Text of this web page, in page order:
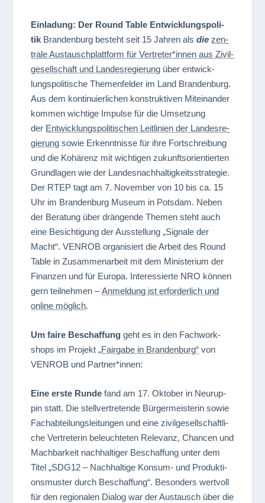
Ein­la­dung: Der Round Table Ent­wick­lungs­po­li­
tik Bran­den­burg besteht seit 15 Jah­ren alsdie zen­
trale Aus­tausch­platt­form für Vertreter*innen aus Zivil­
ge­sell­schaft und Lan­des­re­gie­rung über ent­wick­
lungs­po­li­ti­sche The­men­fel­der im Land Bran­den­burg.
Aus dem kon­ti­nu­ier­li­chen kon­struk­ti­ven Mit­ein­an­der
kom­men wich­tige Impulse für die Umset­zung
der Ent­wick­lungs­po­li­ti­schen Leit­li­nien der Lan­des­re­
gie­rung sowie Erkennt­nisse für ihre Fort­schrei­bung
und die Kohä­renz mit wich­ti­gen zukunfts­ori­en­tier­ten
Grund­la­gen wie der Lan­des­nach­hal­tig­keits­stra­te­gie.
Der RTEP tagt am 7. Novem­ber von 10 bis ca. 15
Uhr im Bran­den­burg Museum in Pots­dam. Neben
der Bera­tung über drän­gende The­men steht auch
eine Besich­ti­gung der Aus­stel­lung „Signale der
Macht“. VENROB orga­ni­siert die Arbeit des Round
Table in Zusam­men­ar­beit mit dem Minis­te­rium der
Finan­zen und für Europa. Inter­es­sierte NRO kön­nen
gern teil­neh­men –Anmel­dung ist erfor­der­lich und
online mög­lich.
Um faire Beschaf­funggeht es in den Fach­work­
shops im Pro­jekt„Fair­gabe in Bran­den­burg“ von
VENROB und Partner*innen:
Eine erste Runde fand am 17. Okto­ber in Neu­rup­
pin statt. Die stell­ver­tre­tende Bür­ger­meis­te­rin sowie
Fach­ab­tei­lungs­lei­tun­gen und eine zivil­ge­sell­schaft­li­
che Ver­tre­te­rin beleuch­te­ten Rele­vanz, Chan­cen und
Mach­bar­keit nach­hal­ti­ger Beschaf­fung unter dem
Titel „SDG12 – Nach­hal­tige Kon­sum- und Pro­duk­ti­
ons­mus­ter durch Beschaf­fung“. Beson­ders wert­voll
für den regio­na­len Dia­log war der Aus­tausch über die